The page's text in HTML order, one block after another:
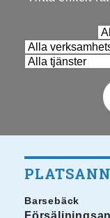
Barsebäck